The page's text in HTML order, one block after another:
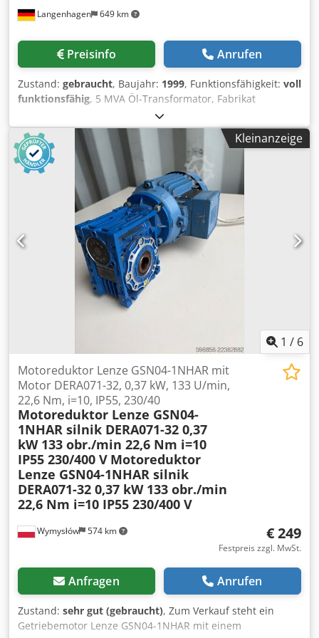
Langenhagen 649 km
Preisinfo Anrufen
Zustand: gebraucht, Baujahr: 1999, Funktionsfähigkeit: voll
funktionsfähig, 5 MVA Öl-Transformator, Fabrikat
Schneider, Baujahr 1999, 20 +- 5 % / 10 kV, Schaltgruppe
Yy0, war bis 07/2026 im Einsatz; mit Ausdehner,
Buchholzrelais, Luftentfeuchter, Zeigerthermometer
Dedpfozr Ur Asx Aiwskr
Kleinanzeige
1 / 6
Wymysłów 574 km
Motoreduktor Lenze GSN04-1NHAR mit
Motor DERA071-32, 0,37 kW, 133 U/min,
22,6 Nm, i=10, IP55, 230/40
Motoreduktor Lenze GSN04-
1NHAR silnik DERA071-32 0,37
kW 133 obr./min 22,6 Nm i=10
IP55 230/400 V Motoreduktor
Lenze GSN04-1NHAR silnik
DERA071-32 0,37 kW 133 obr./min
22,6 Nm i=10 IP55 230/400 V
€ 249
Festpreis zzgl. MwSt.
Anfragen Anrufen
Zustand: sehr gut (gebraucht), Zum Verkauf steht ein
Getriebemotor Lenze GSN04-1NHAR mit einem